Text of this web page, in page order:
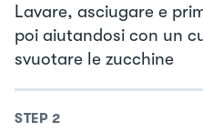
Lavare, asciugare e
poi aiutandosi con un
svuotare le zucchine
STEP 2